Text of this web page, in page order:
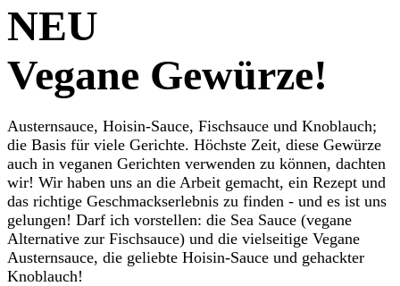
NEU
Vegane Gewürze!
Austernsauce, Hoisin-Sauce, Fischsauce und Knoblauch;
die Basis für viele Gerichte. Höchste Zeit, diese Gewürze
auch in veganen Gerichten verwenden zu können, dachten
wir! Wir haben uns an die Arbeit gemacht, ein Rezept und
das richtige Geschmackserlebnis zu finden - und es ist uns
gelungen! Darf ich vorstellen: die Sea Sauce (vegane
Alternative zur Fischsauce) und die vielseitige Vegane
Austernsauce, die geliebte Hoisin-Sauce und gehackter
Knoblauch!